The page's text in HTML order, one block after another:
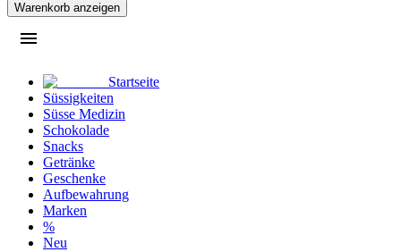
Warenkorb anzeigen
Startseite
Süssigkeiten
Süsse Medizin
Schokolade
Snacks
Getränke
Geschenke
Aufbewahrung
Marken
%
Neu